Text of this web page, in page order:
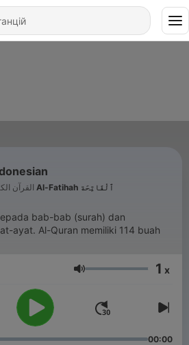
القرآن 113 - 1 Al-Fatihah ٱلْفَاتِحَة
bab-bab (surah) dan
ayat. Al-Quran memiliki 114 buah
Гучність 1 x
00:00